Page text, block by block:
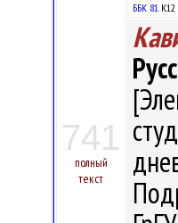
741
полный
текст
ББК 81.К12